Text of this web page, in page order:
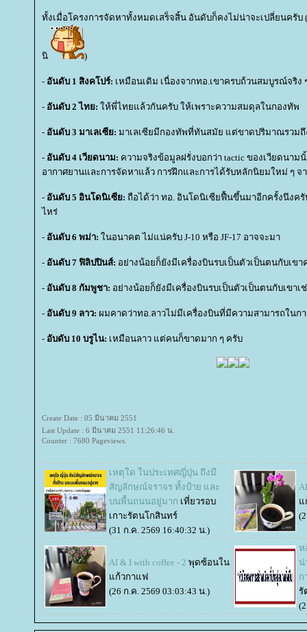
ทั้งเมื่อโครงการจัดหาทั้งหมดเสร็จสิ้น อันดับก็คงไม่น่าจะเปลี่ยนครับ
นิ )
- อันดับ 1 สิงคโปร์: เหมือนเดิม เนื่องจากทอ.เขาครบถ้วนสมบูรณ์จริง
- อันดับ 2 ไทย: ห้พี่ไทยแล้วกันครับ ให้เพราะความสมดุลในกองทัพ
- อันดับ 3 มาเลเซีย: มาเลเซียมีกองทัพที่ทันสมัย แต่ขาดปริมาณรวมถึ
- อันดับ 4 เวียดนาม: ความจริงข้อมูลฝรั่งบอกว่า tactic ของเวียดนา
อากาศยานและการจัดหาแล้ว การฝึกและการได้รับหลักนิยมใหม่ ๆ จ
- อันดับ 5 อินโดนิเซีย: ถือได้ว่า ทอ. อินโดนิเซียฟื้นขึ้นมาอีกครั้งนึงค
ไหร่
- อันดับ 6 พม่า: นอนาคต ไม่แน่ครับ J-10 หรือ JF-17 อาจจะมา
- อันดับ 7 ฟิลิปปินส์: อย่างน้อยก็ยังมีเครื่องบินรบเป็นตัวเป็นตนกับเขา
- อันดับ 8 กัมพูชา: อย่างน้อยก็ยังมีเครื่องบินรบเป็นตัวเป็นตนกับเขาเ
- อันดับ 9 ลาว: ผมคาดว่าทอ.ลาวไม่มีเครื่องบินที่มีความสามารถในก
- อับดับ 10 บรูไน: เหมือนลาว แต่คนก็ขาดมาก ๆ ครับ
Create Date : 05 มีนาคม 2551
Last Update : 6 มีนาคม 2551 11:26:46 น.
Counter : 7680 Pageviews.
เหตุใด ในประเทศญี่ปุ่น ถึงมี
สัญลักษณ์จราจร ทั้งป้าย และ
บนพื้นถนนอยู่มาก เที่ยวรอบ
เกาะรัตนโกสินทร์
(31 ก.ค. 2569 16:40:32 น.)
AI & I with coffee - 2 พุดซ้อนใน
ก้วกาแฟ
(26 ก.ค. 2569 03:03:43 น.)
ห
น่
ก
รั